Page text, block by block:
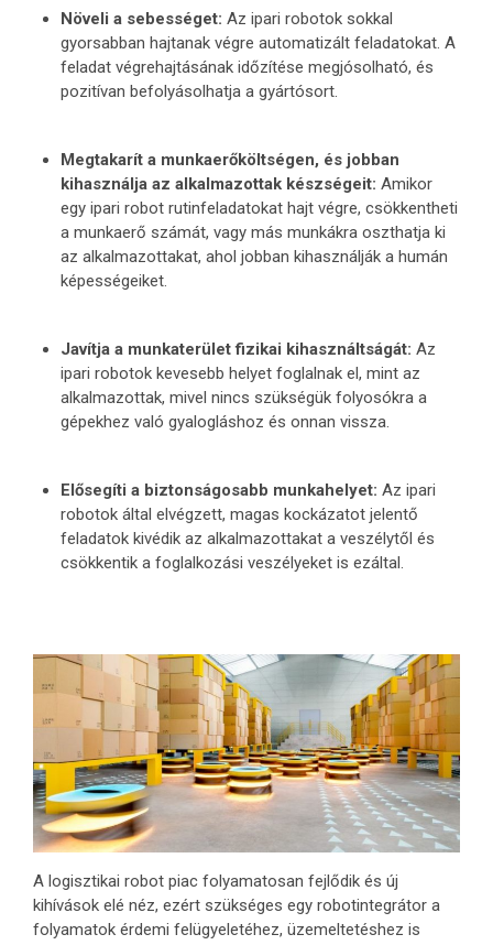
Növeli a sebességet: Az ipari robotok sokkal
gyorsabban hajtanak végre automatizált feladatokat. A
feladat végrehajtásának időzítése megjósolható, és
pozitívan befolyásolhatja a gyártósort.
Megtakarít a munkaerőköltségen, és jobban
kihasználja az alkalmazottak készségeit: Amikor
egy ipari robot rutinfeladatokat hajt végre, csökkentheti
a munkaerő számát, vagy más munkákra oszthatja ki
az alkalmazottakat, ahol jobban kihasználják a humán
képességeiket.
Javítja a munkaterület fizikai kihasználtságát: Az
ipari robotok kevesebb helyet foglalnak el, mint az
alkalmazottak, mivel nincs szükségük folyosókra a
gépekhez való gyalogláshoz és onnan vissza.
Elősegíti a biztonságosabb munkahelyet: Az ipari
robotok által elvégzett, magas kockázatot jelentő
feladatok kivédik az alkalmazottakat a veszélytől és
csökkentik a foglalkozási veszélyeket is ezáltal.
A logisztikai robot piac folyamatosan fejlődik és új
kihívások elé néz, ezért szükséges egy robotintegrátor a
folyamatok érdemi felügyeletéhez, üzemeltetéshez is